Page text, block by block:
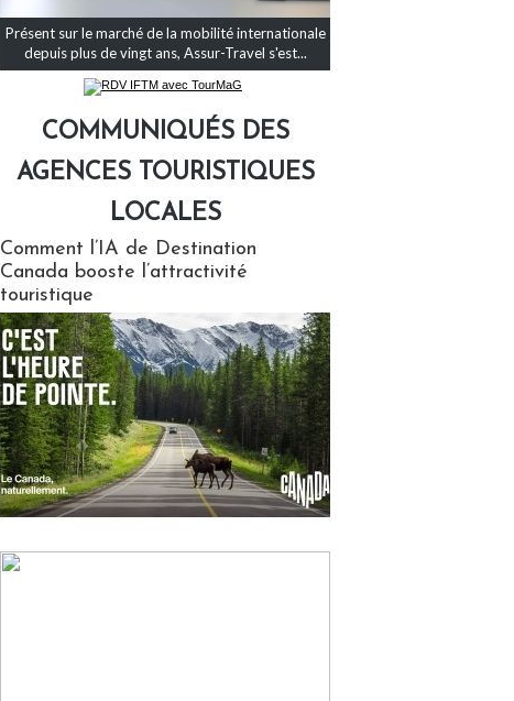
Présent sur le marché de la mobilité internationale
depuis plus de vingt ans, Assur-Travel s'est...
COMMUNIQUÉS DES
AGENCES TOURISTIQUES
LOCALES
Comment l’IA de Destination
Canada booste l’attractivité
touristique